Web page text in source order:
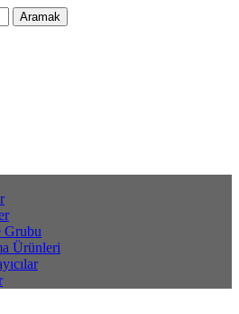
Aramak
Grubu
Ürünleri